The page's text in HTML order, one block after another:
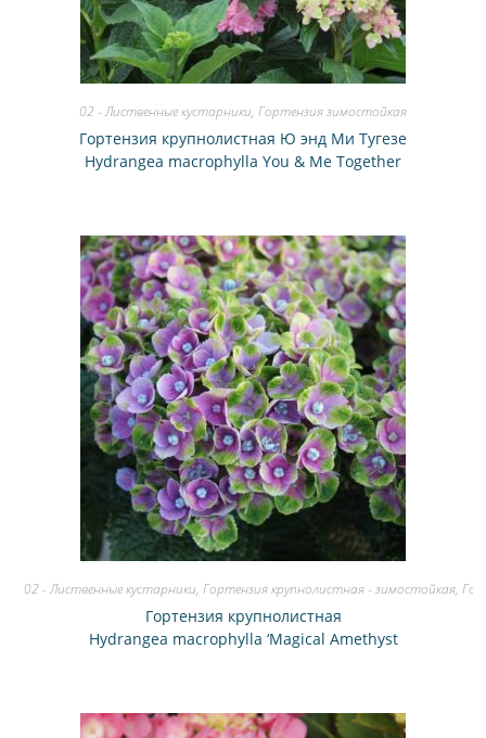
02 - Лиственные кустарники, Гортензия зимостойкая
Гортензия крупнолистная Ю энд Ми Тугезе
Hydrangea macrophylla You & Me Together
02 - Лиственные кустарники,Гортензия крупнолистная - зимостойкая,
Гортензия крупнолистная
Hydrangea macrophylla ‘Magical Amethyst